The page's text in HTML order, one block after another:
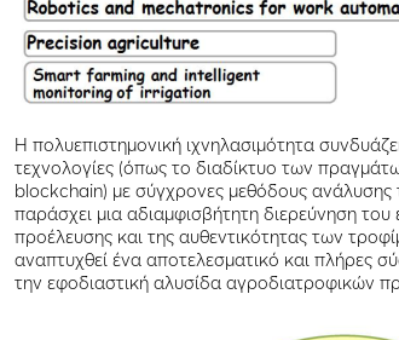
Η πολυεπιστημονική ιχνηλασιμότητα
τεχνολογίες (όπως το διαδίκτυο των
blockchain) με σύγχρονες μεθόδους ανάλυσης
παράσχει μια αδιαμφισβήτητη διερεύνηση του
προέλευσης και της αυθεντικότητας των
αναπτυχθεί ένα αποτελεσματικό και πλήρες
την εφοδιαστική αλυσίδα αγροδιατροφικών